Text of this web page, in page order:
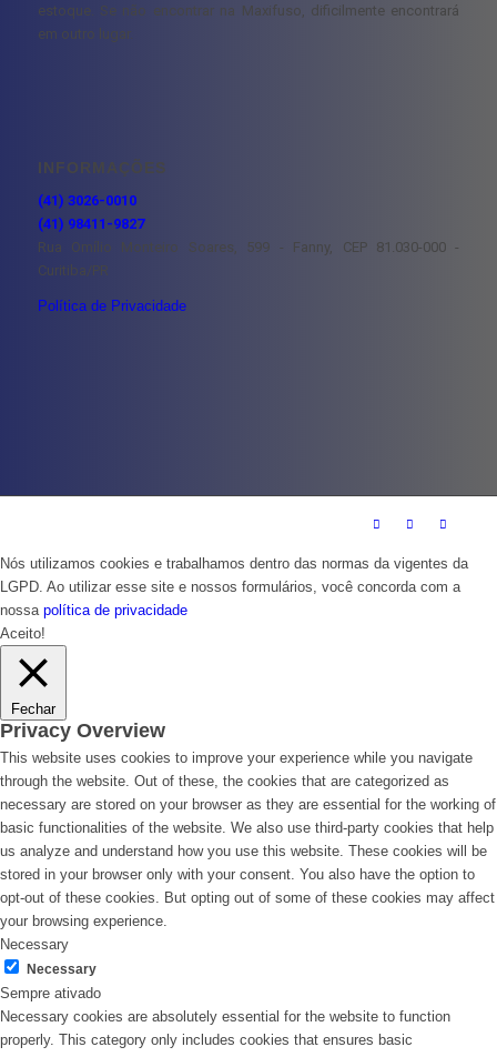
estoque. Se não encontrar na Maxifuso, dificilmente encontrará
em outro lugar.
INFORMAÇÕES
(41) 3026-0010
(41) 98411-9827
Rua Omílio Monteiro Soares, 599 - Fanny, CEP 81.030-000 -
Curitiba/PR
Política de Privacidade
Nós utilizamos cookies e trabalhamos dentro das normas da vigentes da
LGPD. Ao utilizar esse site e nossos formulários, você concorda com a
nossa política de privacidade
Aceito!
Fechar
Privacy Overview
This website uses cookies to improve your experience while you navigate
through the website. Out of these, the cookies that are categorized as
necessary are stored on your browser as they are essential for the working of
basic functionalities of the website. We also use third-party cookies that help
us analyze and understand how you use this website. These cookies will be
stored in your browser only with your consent. You also have the option to
opt-out of these cookies. But opting out of some of these cookies may affect
your browsing experience.
Necessary
Necessary
Sempre ativado
Necessary cookies are absolutely essential for the website to function
properly. This category only includes cookies that ensures basic